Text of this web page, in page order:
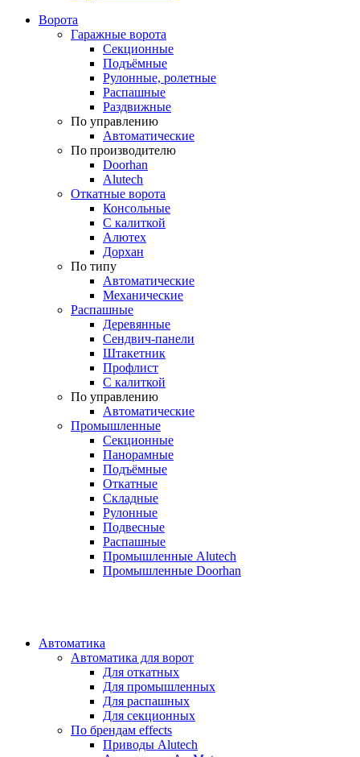
Ворота
Гаражные ворота
Секционные
Подъёмные
Рулонные, ролетные
Распашные
Раздвижные
По управлению
Автоматические
По производителю
Doorhan
Alutech
Откатные ворота
Консольные
С калиткой
Алютех
Дорхан
По типу
Автоматические
Механические
Распашные
Деревянные
Сендвич-панели
Штакетник
Профлист
С калиткой
По управлению
Автоматические
Промышленные
Секционные
Панорамные
Подъёмные
Откатные
Складные
Рулонные
Подвесные
Распашные
Промышленные Alutech
Промышленные Doorhan
Автоматика
Автоматика для ворот
Для откатных
Для промышленных
Для распашных
Для секционных
По брендам effects
Приводы Alutech